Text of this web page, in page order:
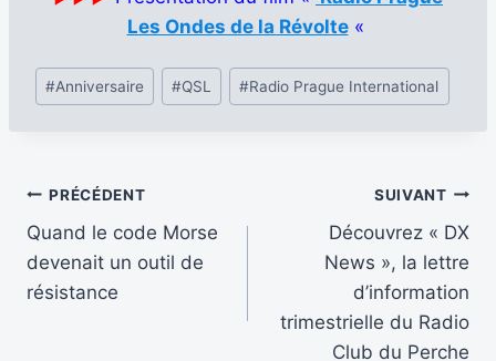
Les Ondes de la Révolte«
Étiquettes
de
#Anniversaire #QSL #Radio Prague International
Navigation
de
l’article
PRÉCÉDENT
Quand le code Morse
devenait un outil de
résistance
SUIVANT
Découvrez « DX
News », la lettre
d’information
trimestrielle du Radio
Club du Perche